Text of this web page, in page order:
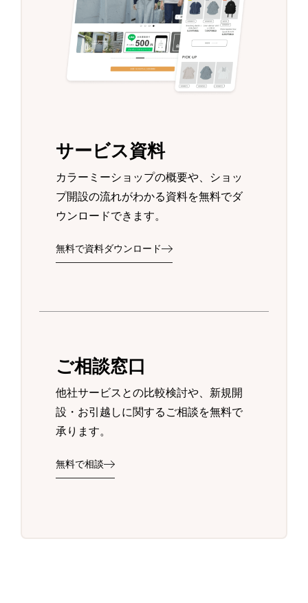
サービス資料
カラーミーショップの概要や、ショッ
プ開設の流れがわかる資料を無料でダ
ウンロードできます。
無料で資料ダウンロード
ご相談窓口
他社サービスとの比較検討や、新規開
設・お引越しに関するご相談を無料で
承ります。
無料で相談